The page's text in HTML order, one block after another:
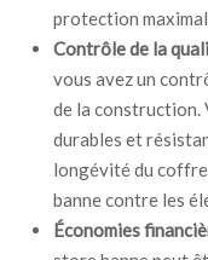
protection
Contrôle de la
vous avez un
de la construction.
durables et
longévité du
banne contre les
Économies